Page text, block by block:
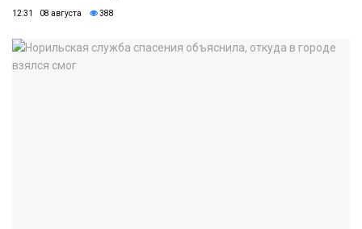
12:31 08 августа 388